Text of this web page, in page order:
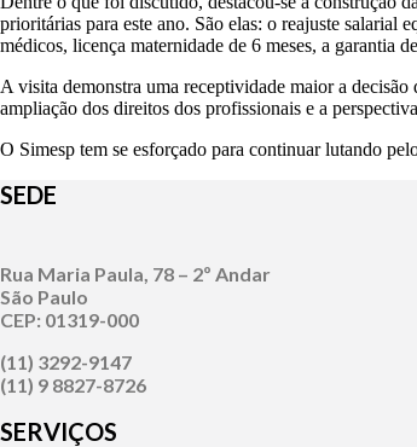
prioritárias para este ano. São elas: o reajuste
médicos, licença maternidade de 6 meses, a garantia
A visita demonstra uma receptividade maior a
ampliação dos direitos dos profissionais e a
O Simesp tem se esforçado para continuar lutando
SEDE
Rua Maria Paula, 78 – 2º Andar
São Paulo
CEP: 01319-000
(11) 3292-9147
(11) 9 8827-8726
SERVIÇOS